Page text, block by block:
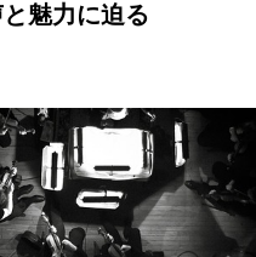
魅力に迫る